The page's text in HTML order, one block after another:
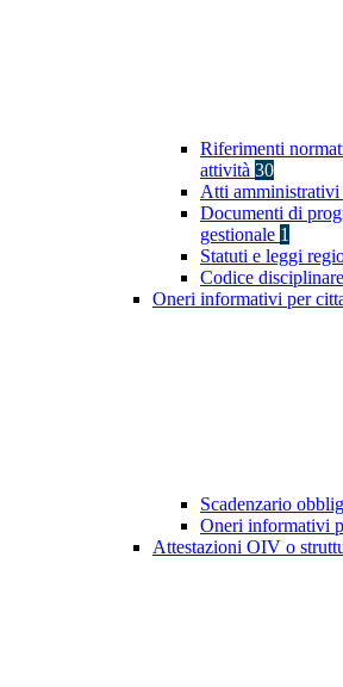
Riferimenti
attività 30
Atti amministrativi
Documenti di
gestionale 1
Statuti e leggi
Codice
Oneri informativi per
Scadenzario
Oneri informativi
Attestazioni OIV o